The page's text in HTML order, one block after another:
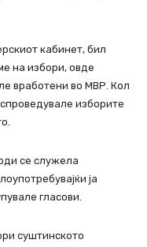
кабинет, бил
на избори, овде
вработени во МВР. Кол
изборите
се служела
ја
гласови.
суштинското